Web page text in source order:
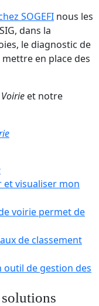
SOGEFI nous les
dans la
le diagnostic de
en place des
et notre
et visualiser mon
voirie permet de
de classement
outil de gestion des